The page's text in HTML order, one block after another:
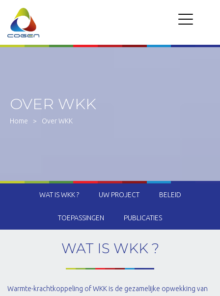
OVER WKK
Home > Over WKK
WAT IS WKK ? UW PROJECT BELEID
TOEPASSINGEN PUBLICATIES
WAT IS WKK ?
Warmte-krachtkoppeling of WKK is de gezamelijke opwekking van